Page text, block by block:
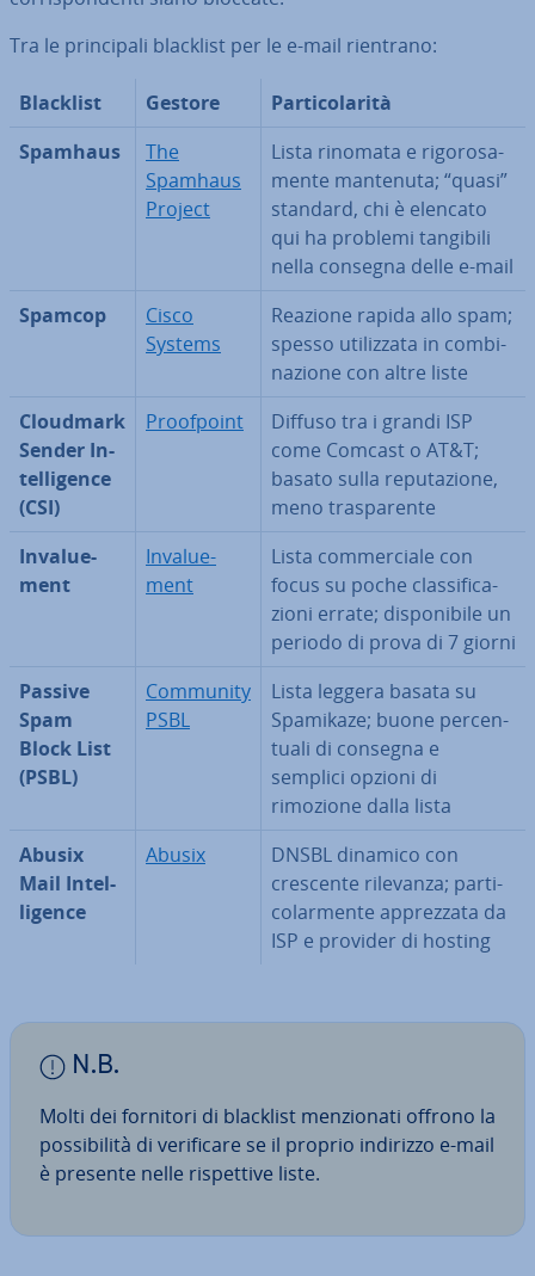
Tra le prin­ci­pa­li blacklist per le e-mail rientrano:
Blacklist Gestore
Par­ti­co­la­ri­tà
Spamhaus
The
Spamhaus
Project
Lista rinomata e ri­go­ro­sa­
men­te mantenuta; “quasi”
standard, chi è elencato
qui ha problemi tangibili
nella consegna delle e-mail
Spamcop
Cisco
Systems
Reazione rapida allo spam;
spesso uti­liz­za­ta in com­bi­
na­zio­ne con altre liste
Cloudmark
Sender In­
tel­li­gen­ce
(CSI)
Proo­f­point
Diffuso tra i grandi ISP
come Comcast o AT&T;
basato sulla re­pu­ta­zio­ne,
meno tra­spa­ren­te
In­va­lue­
ment
In­va­lue­
ment
Lista com­mer­cia­le con
focus su poche clas­si­fi­ca­
zio­ni errate; di­spo­ni­bi­le un
periodo di prova di 7 giorni
Passive
Spam
Block List
(PSBL)
Community
PSBL
Lista leggera basata su
Spamikaze; buone per­cen­
tua­li di consegna e
semplici opzioni di
rimozione dalla lista
Abusix
Mail In­tel­
li­gen­ce
Abusix
DNSBL dinamico con
crescente rilevanza; par­ti­
co­lar­men­te ap­prez­za­ta da
ISP e provider di hosting
N.B.
Molti dei fornitori di blacklist men­zio­na­ti offrono la
pos­si­bi­li­tà di ve­ri­fi­ca­re se il proprio indirizzo e-mail
è presente nelle ri­spet­ti­ve liste.